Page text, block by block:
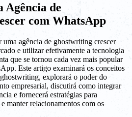
Agência de
com WhatsApp
agência de ghostwriting crescer
e utilizar efetivamente a tecnologia
que se tornou cada vez mais popular
Este artigo examinará os conceitos
explorará o poder do
empresarial, discutirá como integrar
e fornecerá estratégias para
manter relacionamentos com os